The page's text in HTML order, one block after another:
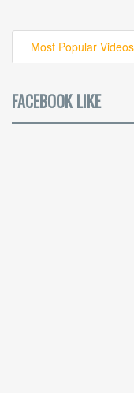
Most Popular Videos
FACEBOOK LIKE